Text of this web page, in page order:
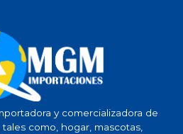
y comercializadora de
como, hogar, mascotas,